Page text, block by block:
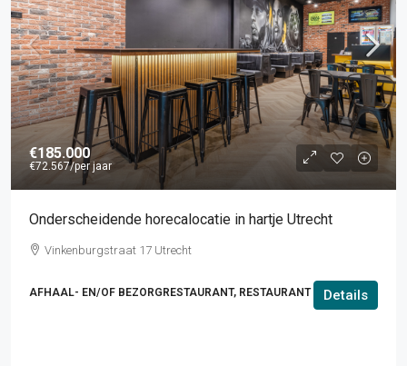
€185.000
€72.567/per jaar
Onderscheidende horecalocatie in hartje Utrecht
Vinkenburgstraat 17 Utrecht
AFHAAL- EN/OF BEZORGRESTAURANT, RESTAURANT Details